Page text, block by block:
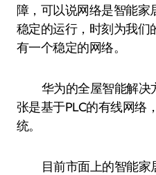
障，可以说网络是智能家
稳定的运行，时刻为我们
有一个稳定的网络。
华为的全屋智能解决
张是基于PLC的有线网络
统。
目前市面上的智能